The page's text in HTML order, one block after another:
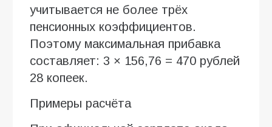
учитывается не более трёх
пенсионных коэффициентов.
Поэтому максимальная прибавка
составляет: 3 × 156,76 = 470 рублей
28 копеек.
Примеры расчёта